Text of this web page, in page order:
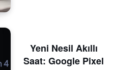
Yeni Nesil Akıllı
Saat: Google Pixel